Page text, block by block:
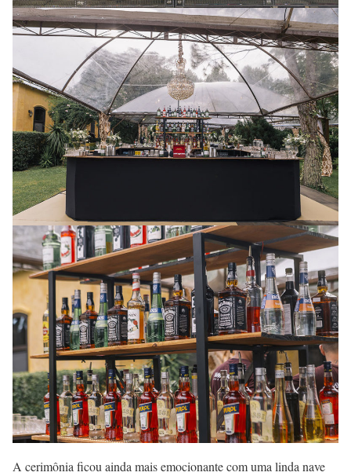
A cerimônia ficou ainda mais emocionante com uma linda nave